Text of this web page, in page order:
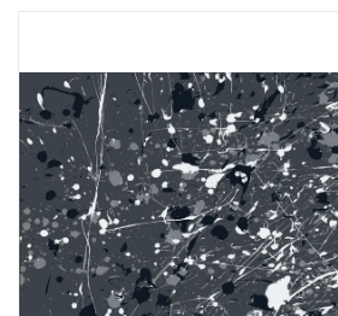
Laatste Kans
Cadeaubonnen
Nanno Blog